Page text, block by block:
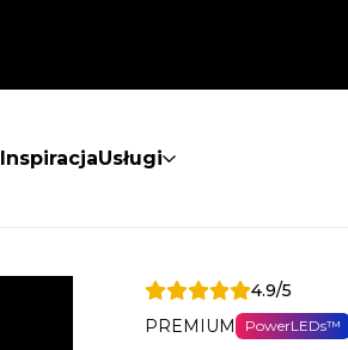
InspiracjaUsługi
4.9/5
PREMIUM
PowerLEDs™